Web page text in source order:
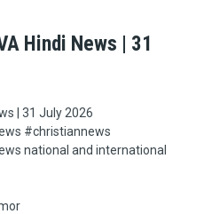
Hindi News | 31
| 31 July 2026
#christiannews​​​​​
national and international